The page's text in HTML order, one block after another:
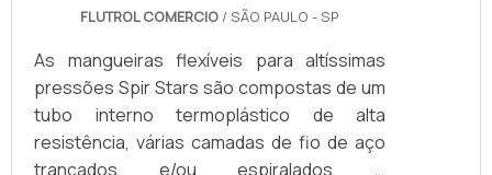
FLUTROL COMERCIO / SÃO PAULO - SP
As mangueiras flexíveis para altíssimas
pressões Spir Stars são compostas de um
tubo interno termoplástico de alta
resistência, várias camadas de fio de aço
trançados e/ou espiralados e